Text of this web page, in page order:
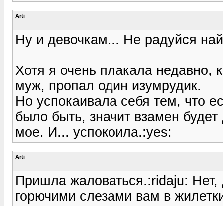
Arti
Ну и девочкам... Не радуйся
Хотя я очень плакала недавно,
муж, пропал один изумрудик.
Но успокаивала себя тем, что
было быть, значит взамен
мое. И... успокоила.:yes:
Arti
Пришла жаловаться.:ridaju:
горючими слезами вам в